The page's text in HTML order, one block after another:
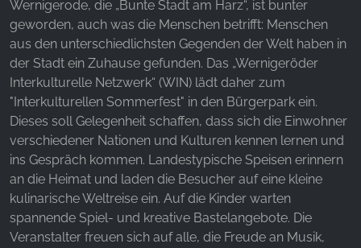
Wernigerode, die „Bunte Stadt am Harz“, ist bunter
geworden, auch was die Menschen betrifft: Menschen
aus den unterschiedlichsten Gegenden der Welt haben in
der Stadt ein Zuhause gefunden. Das „Wernigeröder
Interkulturelle Netzwerk“ (WIN) lädt daher zum
"Interkulturellen Sommerfest" in den Bürgerpark ein.
Dieses soll Gelegenheit schaffen, dass sich die Einwohner
verschiedener Nationen und Kulturen kennen lernen und
ins Gespräch kommen. Landestypische Speisen erinnern
an die Heimat und laden die Besucher auf eine kleine
kulinarische Weltreise ein. Auf die Kinder warten
spannende Spiel- und kreative Bastelangebote. Die
Veranstalter freuen sich auf alle, die Freude an Musik,
Facebook Pixel
_fbp, fr, _fbq, fbq
Anbieter:
Facebook Ireland Ltd.
Werbemessung und Marketing
Cookie Laufzeit:
3 Monate - 1 Jahr